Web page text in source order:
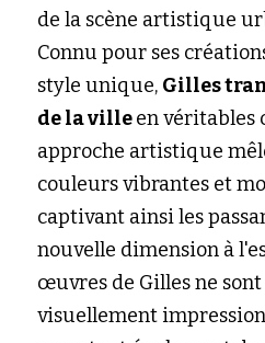
de la scène artistique
Connu pour ses
style unique, Gilles
de la ville en véritables
approche artistique
couleurs vibrantes et
captivant ainsi les
nouvelle dimension à
œuvres de Gilles ne
visuellement